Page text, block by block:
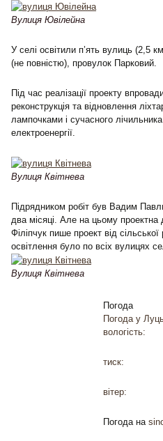
Вулиця Ювілейна
У селі освітили п’ять вулиць (2,5
(не повністю), провулок Парковий.
Під час реалізації проекту
реконструкція та відновлення
лампочками і сучасного
електроенергії.
Вулиця Квітнева
Підрядником робіт був Вадим
два місяці. Але на цьому проектна
Філіпчук пише проект від
освітлення було по всіх вулицях
Вулиця Квітнева
Погода
Погода у
вологість:
тиск:
вітер:
Погода на